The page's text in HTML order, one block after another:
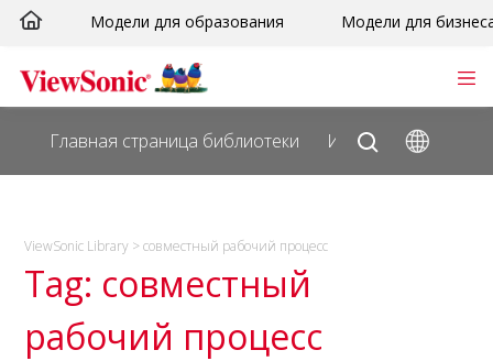
Перейти
сути
Модели для образования Модели для
Главная страница библиотеки Исследуйте
ViewSonic Library >совместный рабочий процесс
Tag: совместный
рабочий процесс